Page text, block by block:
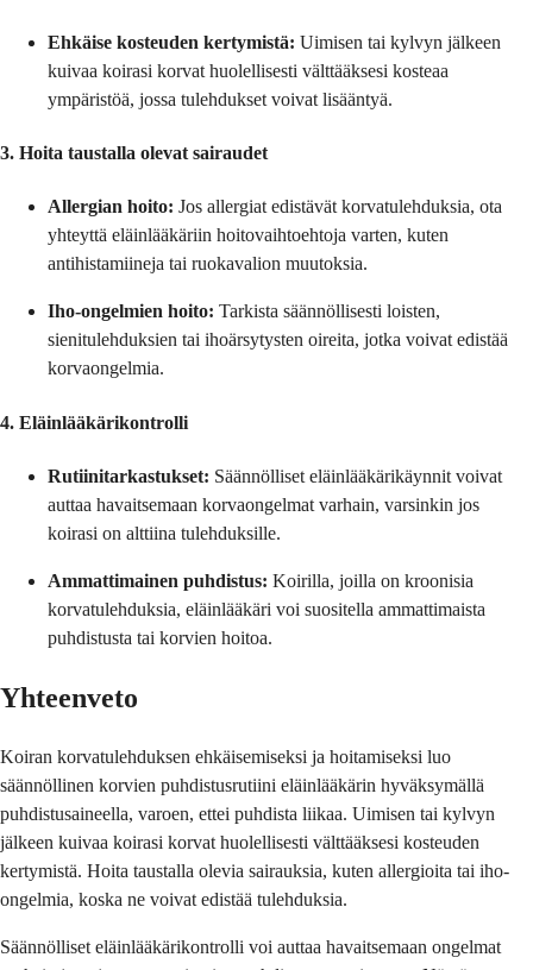
Ehkäise kosteuden kertymistä: Uimisen tai kylvyn jälkeen
kuivaa koirasi korvat huolellisesti välttääksesi kosteaa
ympäristöä, jossa tulehdukset voivat lisääntyä.
3. Hoita taustalla olevat sairaudet
Allergian hoito: Jos allergiat edistävät korvatulehduksia, ota
yhteyttä eläinlääkäriin hoitovaihtoehtoja varten, kuten
antihistamiineja tai ruokavalion muutoksia.
Iho-ongelmien hoito: Tarkista säännöllisesti loisten,
sienitulehduksien tai ihoärsytysten oireita, jotka voivat edistää
korvaongelmia.
4. Eläinlääkärikontrolli
Rutiinitarkastukset: Säännölliset eläinlääkärikäynnit voivat
auttaa havaitsemaan korvaongelmat varhain, varsinkin jos
koirasi on alttiina tulehduksille.
Ammattimainen puhdistus: Koirilla, joilla on kroonisia
korvatulehduksia, eläinlääkäri voi suositella ammattimaista
puhdistusta tai korvien hoitoa.
Yhteenveto
Koiran korvatulehduksen ehkäisemiseksi ja hoitamiseksi luo
säännöllinen korvien puhdistusrutiini eläinlääkärin hyväksymällä
puhdistusaineella, varoen, ettei puhdista liikaa. Uimisen tai kylvyn
jälkeen kuivaa koirasi korvat huolellisesti välttääksesi kosteuden
kertymistä. Hoita taustalla olevia sairauksia, kuten allergioita tai iho-
ongelmia, koska ne voivat edistää tulehduksia.
Säännölliset eläinlääkärikontrolli voi auttaa havaitsemaan ongelmat